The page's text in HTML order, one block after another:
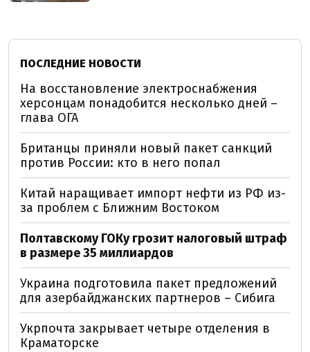
ПОСЛЕДНИЕ НОВОСТИ
На восстановление электроснабжения
херсонцам понадобится несколько дней –
глава ОГА
Британцы приняли новый пакет санкций
против России: кто в него попал
Китай наращивает импорт нефти из РФ из-
за проблем с Ближним Востоком
Полтавскому ГОКу грозит налоговый штраф
в размере 35 миллиардов
Украина подготовила пакет предложений
для азербайджанских партнеров – Сибига
Укрпочта закрывает четыре отделения в
Краматорске